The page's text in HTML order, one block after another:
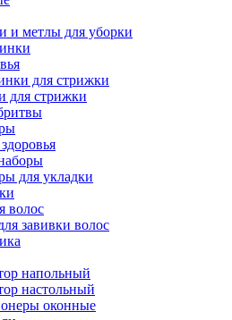
и метлы для уборки
для стрижки
для стрижки
для укладки
волос
завивки волос
напольный
настольный
оконные